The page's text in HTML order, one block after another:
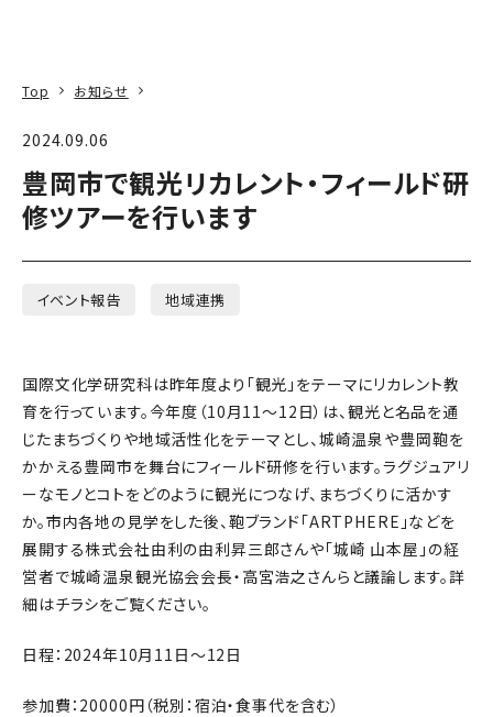
Top お知らせ
2024.09.06
豊岡市で観光リカレント・フィールド研
修ツアーを行います
イベント報告 地域連携
国際文化学研究科は昨年度より「観光」をテーマにリカレント教
育を行っています。今年度（10月11～12日）は、観光と名品を通
じたまちづくりや地域活性化をテーマとし、城崎温泉や豊岡鞄を
かかえる豊岡市を舞台にフィールド研修を行います。ラグジュアリ
ーなモノとコトをどのように観光につなげ、まちづくりに活かす
か。市内各地の見学をした後、鞄ブランド「ARTPHERE」などを
展開する株式会社由利の由利昇三郎さんや「城崎 山本屋」の経
営者で城崎温泉観光協会会長・高宮浩之さんらと議論します。詳
細はチラシをご覧ください。
日程：2024年10月11日～12日
参加費：20000円（税別：宿泊・食事代を含む）